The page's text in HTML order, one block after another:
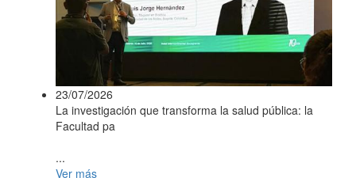
23/07/2026
La investigación que transforma la salud pública: la
Facultad pa
...
Ver más